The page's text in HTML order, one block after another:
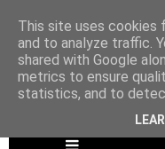
This site uses cookies
and to analyze traffic.
shared with Google
metrics to ensure
statistics, and to